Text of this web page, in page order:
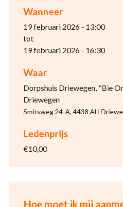
Wanneer
19 februari 2026 - 13:00
tot
19 februari 2026 - 16:30
Waar
Dorpshuis Driewegen, "Bie
Driewegen
Smitsweg 24-A, 4438 AH
Ledenprijs
€10,00
Hoe moet ik mij